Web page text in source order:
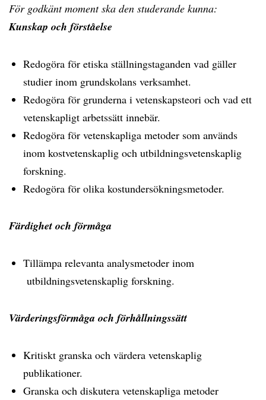
För godkänt moment ska den studerande kunna:
Kunskap och förståelse
Redogöra för etiska ställningstaganden vad gäller
studier inom grundskolans verksamhet.
Redogöra för grunderna i vetenskapsteori och vad ett
vetenskapligt arbetssätt innebär.
Redogöra för vetenskapliga metoder som används
inom kostvetenskaplig och utbildningsvetenskaplig
forskning.
Redogöra för olika kostundersökningsmetoder.
Färdighet och förmåga
Tillämpa relevanta analysmetoder inom
utbildningsvetenskaplig forskning.
Värderingsförmåga och förhållningssätt
Kritiskt granska och värdera vetenskaplig
publikationer.
Granska och diskutera vetenskapliga metoder